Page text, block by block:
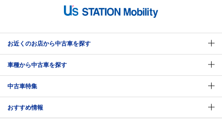
お近くのお店から中古車を探す
車種から中古車を探す
中古車特集
おすすめ情報